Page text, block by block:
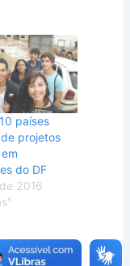
países
projetos
do DF
2016